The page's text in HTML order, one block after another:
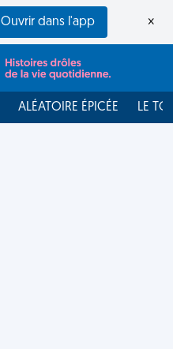
Ouvrir dans l'app ×
ALÉATOIRE ÉPICÉE LE